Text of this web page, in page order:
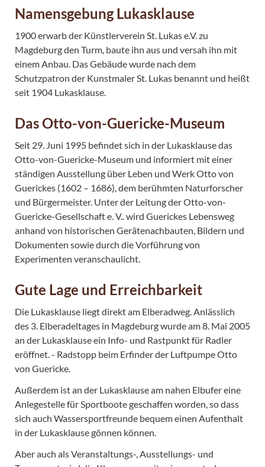
Namensgebung Lukasklause
1900 erwarb der Künstlerverein St. Lukas e.V. zu
Magdeburg den Turm, baute ihn aus und versah ihn mit
einem Anbau. Das Gebäude wurde nach dem
Schutzpatron der Kunstmaler St. Lukas benannt und heißt
seit 1904 Lukasklause.
Das Otto-von-Guericke-Museum
Seit 29. Juni 1995 befindet sich in der Lukasklause das
Otto-von-Guericke-Museum und informiert mit einer
ständigen Ausstellung über Leben und Werk Otto von
Guerickes (1602 – 1686), dem berühmten Naturforscher
und Bürgermeister. Unter der Leitung der Otto-von-
Guericke-Gesellschaft e. V.. wird Guerickes Lebensweg
anhand von historischen Gerätenachbauten, Bildern und
Dokumenten sowie durch die Vorführung von
Experimenten veranschaulicht.
Gute Lage und Erreichbarkeit
Die Lukasklause liegt direkt am Elberadweg. Anlässlich
des 3. Elberadeltages in Magdeburg wurde am 8. Mai 2005
an der Lukasklause ein Info- und Rastpunkt für Radler
eröffnet. - Radstopp beim Erfinder der Luftpumpe Otto
von Guericke.
Außerdem ist an der Lukasklause am nahen Elbufer eine
Anlegestelle für Sportboote geschaffen worden, so dass
sich auch Wassersportfreunde bequem einen Aufenthalt
in der Lukasklause gönnen können.
Aber auch als Veranstaltungs-, Ausstellungs- und